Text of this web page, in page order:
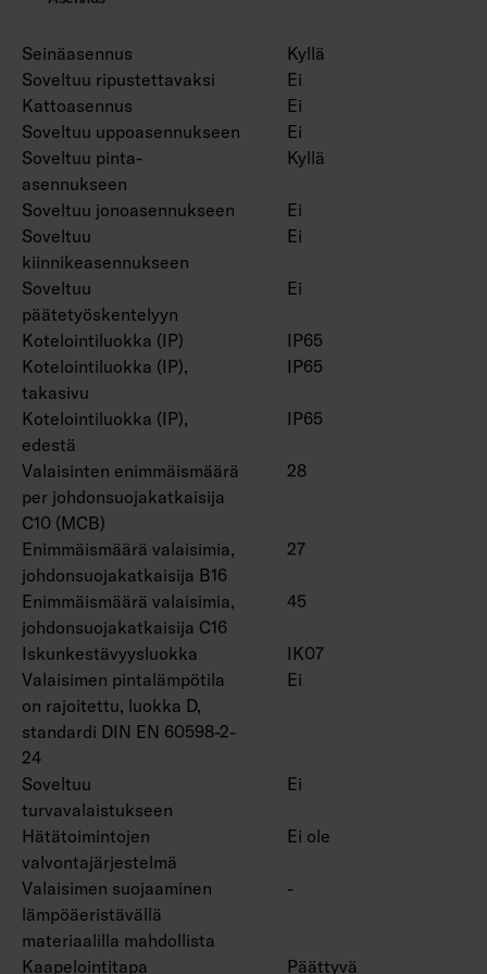
Projektikohtaisesti saatavana Corten-värillä.
Seinäasennus
Kyllä
Soveltuu ripustettavaksi
Ei
Kattoasennus
Ei
Soveltuu uppoasennukseen
Ei
Soveltuu pinta-
asennukseen
Kyllä
Soveltuu jonoasennukseen
Ei
Soveltuu
kiinnikeasennukseen
Ei
Soveltuu
päätetyöskentelyyn
Ei
Kotelointiluokka (IP)
IP65
Kotelointiluokka (IP),
takasivu
IP65
Kotelointiluokka (IP),
edestä
IP65
Valaisinten enimmäismäärä
per johdonsuojakatkaisija
C10 (MCB)
28
Enimmäismäärä valaisimia,
johdonsuojakatkaisija B16
27
Enimmäismäärä valaisimia,
johdonsuojakatkaisija C16
45
Iskunkestävyysluokka
IK07
Valaisimen pintalämpötila
on rajoitettu, luokka D,
standardi DIN EN 60598-2-
24
Ei
Soveltuu
turvavalaistukseen
Ei
Hätätoimintojen
valvontajärjestelmä
Ei ole
Valaisimen suojaaminen
lämpöäeristävällä
materiaalilla mahdollista
-
Kaapelointitapa Päättyvä